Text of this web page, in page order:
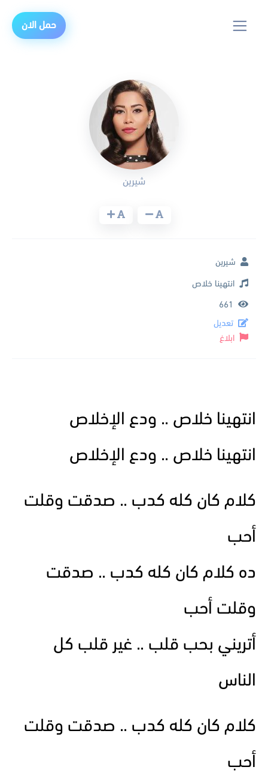
حمل الان
انتهينا خلاص .. ودع الإخلاص
انتهينا خلاص .. ودع الإخلاص
كلام كان كله كدب .. صدقت وقلت
أحب
ده كلام كان كله كدب .. صدقت
وقلت أحب
أتريني بحب قلب .. غير قلب كل
الناس
كلام كان كله كدب .. صدقت وقلت
أحب
شيرين
شيرين
انتهينا خلاص
661
تعديل
ابلاغ